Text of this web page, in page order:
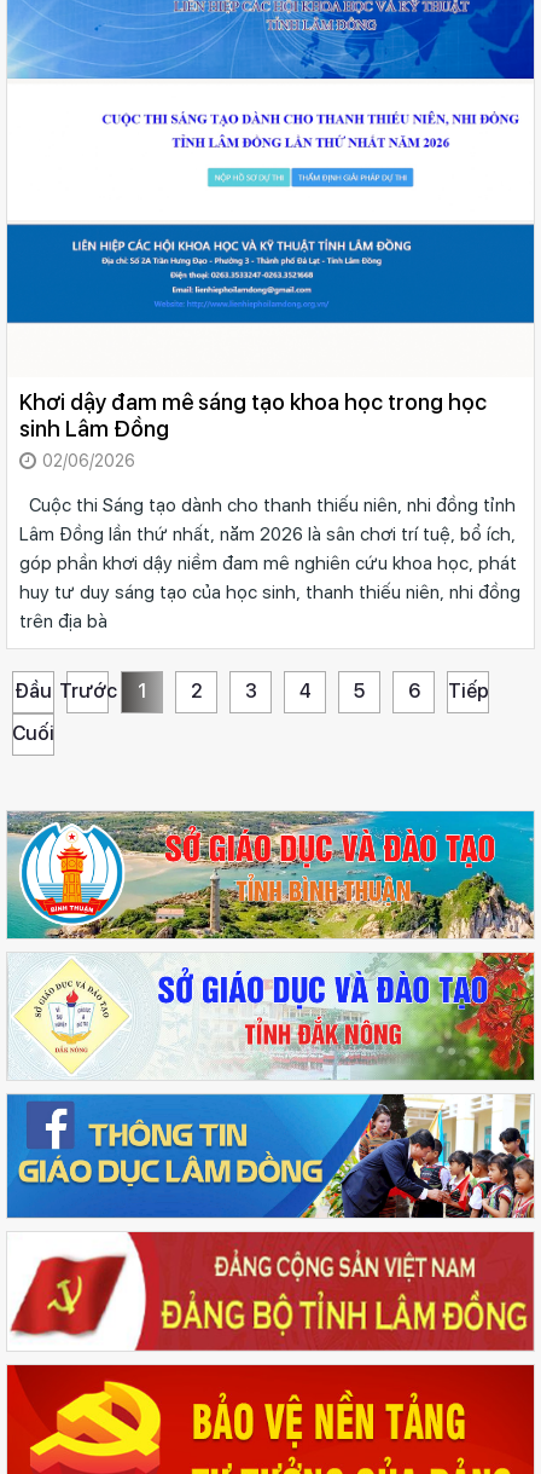
Khơi dậy đam mê sáng tạo khoa học trong học
sinh Lâm Đồng
02/06/2026
Cuộc thi Sáng tạo dành cho thanh thiếu niên, nhi đồng tỉnh
Lâm Đồng lần thứ nhất, năm 2026 là sân chơi trí tuệ, bổ ích,
góp phần khơi dậy niềm đam mê nghiên cứu khoa học, phát
huy tư duy sáng tạo của học sinh, thanh thiếu niên, nhi đồng
trên địa bà
Đầu Trước 1 2 3 4 5 6
Tiếp
Cuối